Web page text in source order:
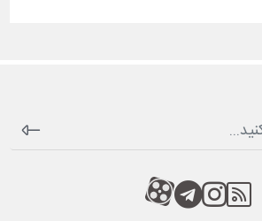
RSS
کانال آپارات
کانال تلگرام
کانال آپارات